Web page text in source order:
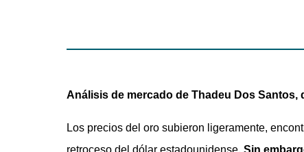
Análisis de mercado de Thadeu Dos
Los precios del oro subieron ligeramente,
retroceso del dólar estadounidense. Sin